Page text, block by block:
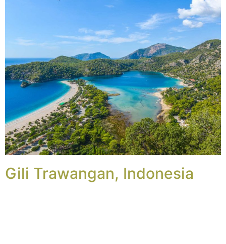
Gili Trawangan, Indonesia